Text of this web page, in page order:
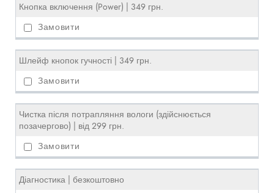
Кнопка включення (Power) | 349 грн.
Шлейф кнопок гучності | 349 грн.
Чистка після потрапляння вологи (здійснюється
позачергово) | від 299 грн.
Діагностика | безкоштовно